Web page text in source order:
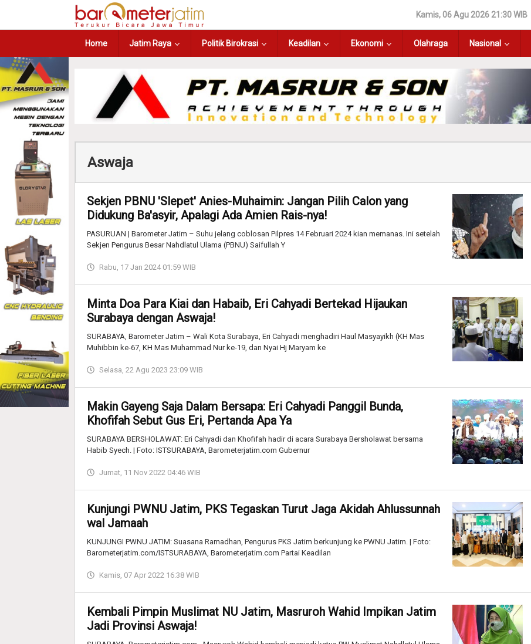
Kamis, 06 Agu 2026 21:30 WIB
Home Jatim Raya Politik Birokrasi Keadilan Ekonomi Olahraga Nasional
Aswaja
Sekjen PBNU 'Slepet' Anies-Muhaimin: Jangan Pilih Calon yang
Didukung Ba'asyir, Apalagi Ada Amien Rais-nya!
PASURUAN | Barometer Jatim – Suhu jelang coblosan Pilpres 14 Februari 2024 kian memanas. Ini setelah
Sekjen Pengurus Besar Nahdlatul Ulama (PBNU) Saifullah Y
Rabu, 17 Jan 2024 01:59 WIB
Minta Doa Para Kiai dan Habaib, Eri Cahyadi Bertekad Hijaukan
Surabaya dengan Aswaja!
SURABAYA, Barometer Jatim – Wali Kota Surabaya, Eri Cahyadi menghadiri Haul Masyayikh (KH Mas
Muhibbin ke-67, KH Mas Muhammad Nur ke-19, dan Nyai Hj Maryam ke
Selasa, 22 Agu 2023 23:09 WIB
Makin Gayeng Saja Dalam Bersapa: Eri Cahyadi Panggil Bunda,
Khofifah Sebut Gus Eri, Pertanda Apa Ya
SURABAYA BERSHOLAWAT: Eri Cahyadi dan Khofifah hadir di acara Surabaya Bersholawat bersama
Habib Syech. | Foto: ISTSURABAYA, Barometerjatim.com Gubernur
Jumat, 11 Nov 2022 04:46 WIB
Kunjungi PWNU Jatim, PKS Tegaskan Turut Jaga Akidah Ahlussunnah
wal Jamaah
KUNJUNGI PWNU JATIM: Suasana Ramadhan, Pengurus PKS Jatim berkunjung ke PWNU Jatim. | Foto:
Barometerjatim.com/ISTSURABAYA, Barometerjatim.com Partai Keadilan
Kamis, 07 Apr 2022 16:38 WIB
Kembali Pimpin Muslimat NU Jatim, Masruroh Wahid Impikan Jatim
Jadi Provinsi Aswaja!